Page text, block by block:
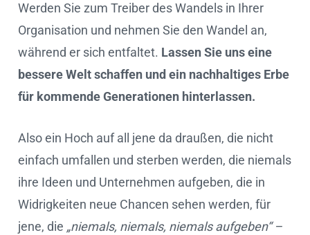
Werden Sie zum Treiber des Wandels in Ihrer
Organisation und nehmen Sie den Wandel an,
während er sich entfaltet. Lassen Sie uns eine
bessere Welt schaffen und ein nachhaltiges Erbe
für kommende Generationen hinterlassen.
Also ein Hoch auf all jene da draußen, die nicht
einfach umfallen und sterben werden, die niemals
ihre Ideen und Unternehmen aufgeben, die in
Widrigkeiten neue Chancen sehen werden, für
jene, die „niemals, niemals, niemals aufgeben“ –